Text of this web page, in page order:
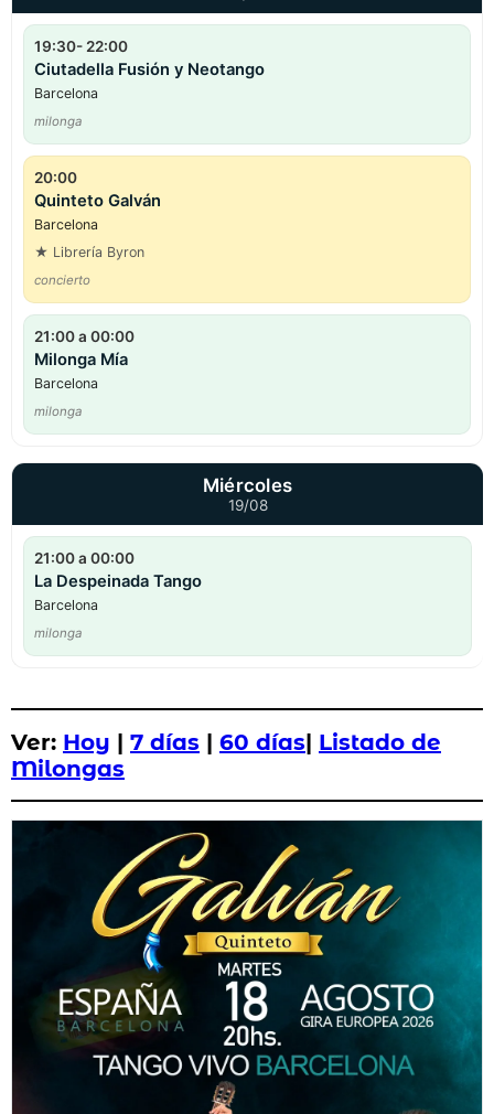
19:30- 22:00
Ciutadella Fusión y Neotango
Barcelona
milonga
20:00
Quinteto Galván
Barcelona
★ Librería Byron
concierto
21:00 a 00:00
Milonga Mía
Barcelona
milonga
Miércoles
19/08
21:00 a 00:00
La Despeinada Tango
Barcelona
milonga
Ver: Hoy | 7 días | 60 días| Listado de
Milongas